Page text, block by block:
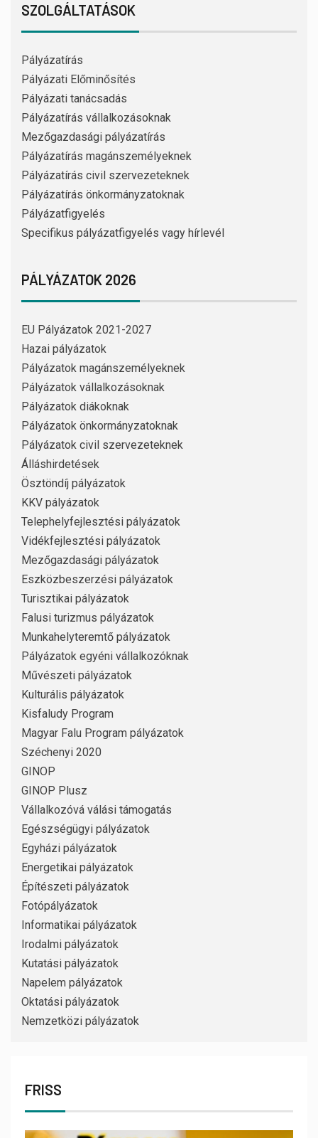
SZOLGÁLTATÁSOK
Pályázatírás
Pályázati Előminősítés
Pályázati tanácsadás
Pályázatírás vállalkozásoknak
Mezőgazdasági pályázatírás
Pályázatírás magánszemélyeknek
Pályázatírás civil szervezeteknek
Pályázatírás önkormányzatoknak
Pályázatfigyelés
Specifikus pályázatfigyelés vagy hírlevél
PÁLYÁZATOK 2026
EU Pályázatok 2021-2027
Hazai pályázatok
Pályázatok magánszemélyeknek
Pályázatok vállalkozásoknak
Pályázatok diákoknak
Pályázatok önkormányzatoknak
Pályázatok civil szervezeteknek
Álláshirdetések
Ösztöndíj pályázatok
KKV pályázatok
Telephelyfejlesztési pályázatok
Vidékfejlesztési pályázatok
Mezőgazdasági pályázatok
Eszközbeszerzési pályázatok
Turisztikai pályázatok
Falusi turizmus pályázatok
Munkahelyteremtő pályázatok
Pályázatok egyéni vállalkozóknak
Művészeti pályázatok
Kulturális pályázatok
Kisfaludy Program
Magyar Falu Program pályázatok
Széchenyi 2020
GINOP
GINOP Plusz
Vállalkozóvá válási támogatás
Egészségügyi pályázatok
Egyházi pályázatok
Energetikai pályázatok
Építészeti pályázatok
Fotópályázatok
Informatikai pályázatok
Irodalmi pályázatok
Kutatási pályázatok
Napelem pályázatok
Oktatási pályázatok
Nemzetközi pályázatok
FRISS